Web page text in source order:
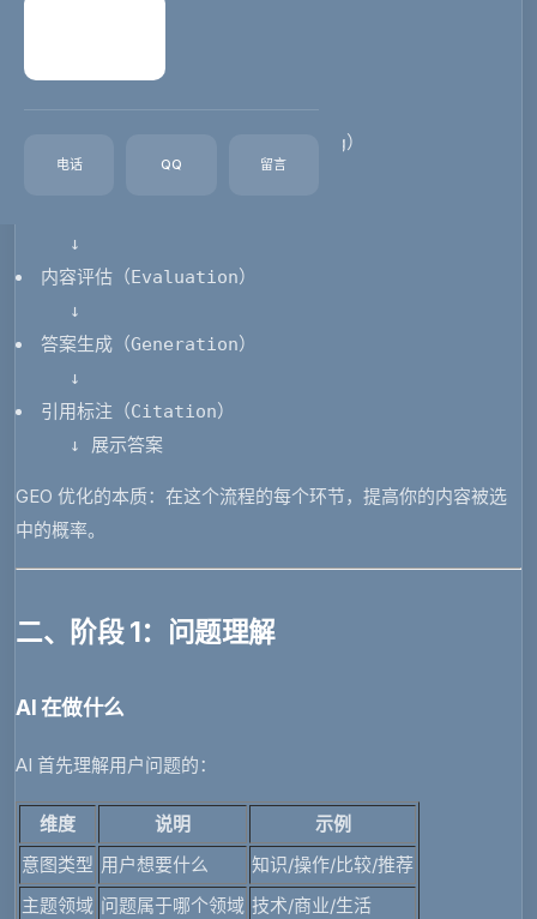
电话 QQ 留言
问题理解（Intent Understanding）
     ↓
     ↓
内容评估（Evaluation）
     ↓
答案生成（Generation）
     ↓
引用标注（Citation）
     ↓ 展示答案
GEO 优化的本质：在这个流程的每个环节，提高你的内容被选
中的概率。
二、阶段 1：问题理解
AI 在做什么
AI 首先理解用户问题的：
维度 说明
示例
意图类型 用户想要什么
知识/操作/比较/推荐
主题领域 问题属于哪个领域 技术/商业/生活